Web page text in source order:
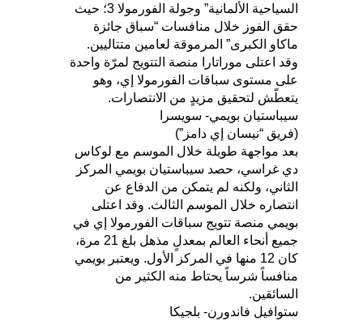
السياحية الألمانية” وجولة الفورمولا 3؛ حيث
حقق الفوز خلال منافسات “سباق جائزة
ماكاو الكبرى” المرموقة لعامين متتاليين.
وقد اعتلى موراتارا منصة التتويج لمرّة واحدة
على مستوى سباقات الفورمولا إي، وهو
يتعطّش لتحقيق مزيدٍ من الانتصارات.
سيباستيان بويمي- سويسرا
(فريق “نيسان إي دامز”)
بعد مواجهة طويلة خلال الموسم مع لوكاس
دي غراسي، حصد سيباستيان بويمي المركز
الثاني، ولكنه لم يتمكن من الدفاع عن
انتصاره خلال الموسم الثالث. وقد اعتلى
بويمي منصة تتويج سباقات الفورمولا إي في
جميع أنحاء العالم بمعدلٍ مذهل بلغ 21 مرة،
كان 12 منها في المركز الأول. ويعتبر بويمي
منافساً شرساً يحتاط منه الكثير من
السائقين.
ستوافيل فاندورن- بلجيكا